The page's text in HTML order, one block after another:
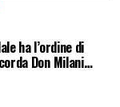
ha l’ordine di
Don Milani…